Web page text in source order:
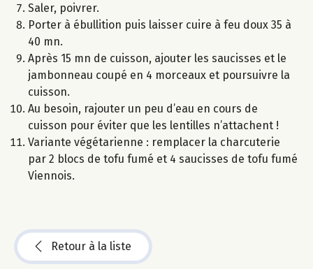
Saler, poivrer.
Porter à ébullition puis laisser cuire à feu doux 35 à
40 mn.
Après 15 mn de cuisson, ajouter les saucisses et le
jambonneau coupé en 4 morceaux et poursuivre la
cuisson.
Au besoin, rajouter un peu d’eau en cours de
cuisson pour éviter que les lentilles n’attachent !
Variante végétarienne : remplacer la charcuterie
par 2 blocs de tofu fumé et 4 saucisses de tofu fumé
Viennois.
Retour à la liste